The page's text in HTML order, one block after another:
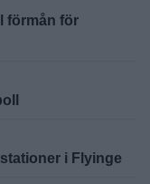
förmån för
i Flyinge